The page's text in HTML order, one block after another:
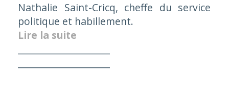
Nathalie Saint-Cricq, cheffe du service
politique et habillement.
Lire la suite